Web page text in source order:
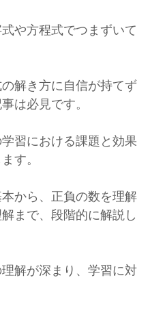
や方程式でつまずいて
解き方に自信が持てず
は必見です。
習における課題と効果
す。
から、正負の数を理解
まで、段階的に解説し
解が深まり、学習に対